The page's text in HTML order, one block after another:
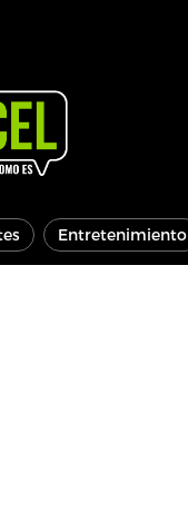
Entretenimiento